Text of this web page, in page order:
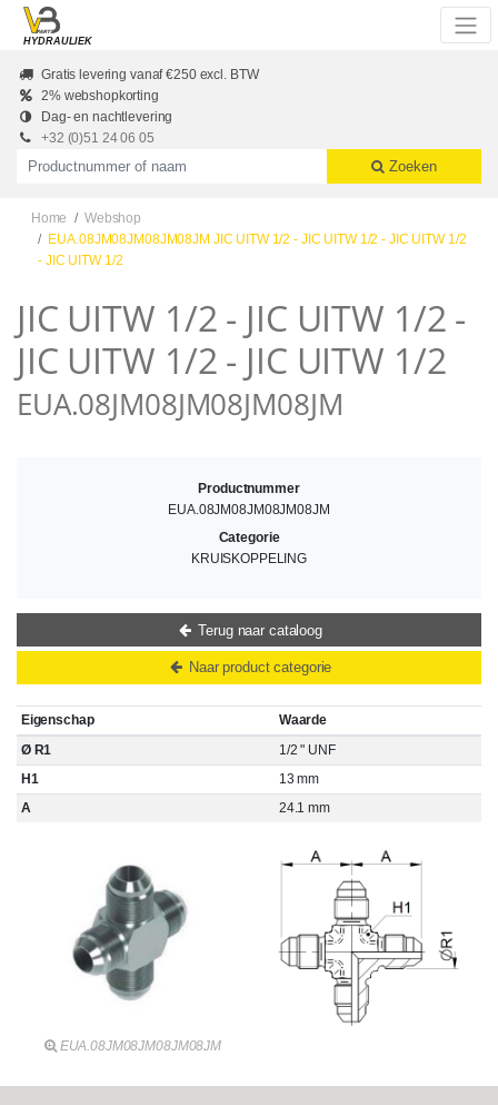
Skip to main content
HYDRAULIEK
Gratis levering vanaf €250 excl. BTW
2% webshopkorting
Dag- en nachtlevering
+32 (0)51 24 06 05
Productnummer of naam
Zoeken
Home
Webshop
EUA.08JM08JM08JM08JM JIC UITW 1/2 - JIC UITW 1/2 - JIC UITW 1/2
- JIC UITW 1/2
JIC UITW 1/2 - JIC UITW 1/2 -
JIC UITW 1/2 - JIC UITW 1/2
EUA.08JM08JM08JM08JM
Eigenschap
Waarde
Ø R1
1/2 " UNF
H1
13 mm
A
24.1 mm
EUA.08JM08JM08JM08JM
Productnummer
EUA.08JM08JM08JM08JM
Categorie
KRUISKOPPELING
Terug naar cataloog
Naar product categorie